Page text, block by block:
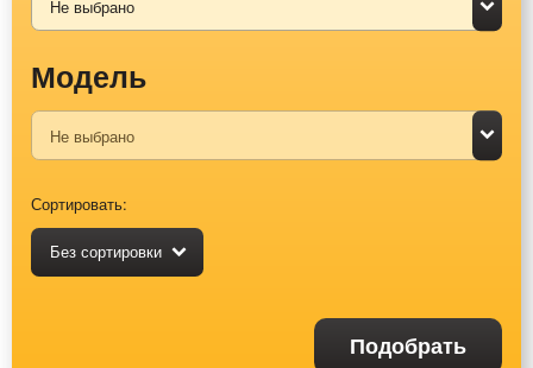
Модель
Сортировать:
Без сортировки
Подобрать